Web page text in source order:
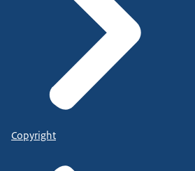
Copyright